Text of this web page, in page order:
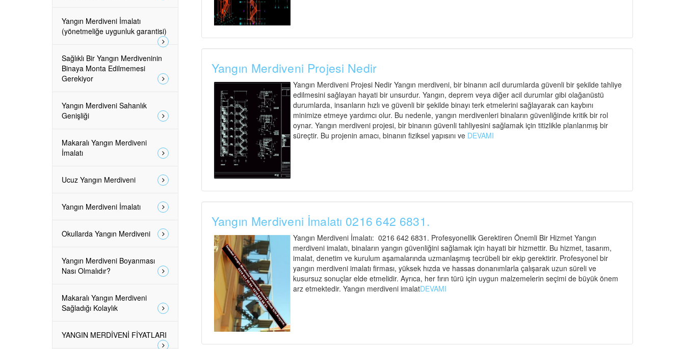
Yangın Merdiveni Projesi Nedir
Yangın Merdiveni Projesi Nedir Yangın merdiveni, bir binanın acil durumlarda güvenli bir şekilde tahliye
edilmesini sağlayan hayati bir unsurdur. Yangın, deprem veya diğer acil durumlar gibi olağanüstü
durumlarda, insanların hızlı ve güvenli bir şekilde binayı terk etmelerini sağlayarak can kaybını
minimize etmeye yardımcı olur. Bu nedenle, yangın merdivenleri binaların güvenliğinde kritik bir rol
oynar. Yangın merdiveni projesi, bir binanın güvenli tahliyesini sağlamak için titizlikle planlanmış bir
süreçtir. Bu projenin amacı, binanın fiziksel yapısını ve DEVAMI
Yangın Merdiveni İmalatı 0216 642 6831.
Yangın Merdiveni İmalatı: 0216 642 6831. Profesyonellik Gerektiren Önemli Bir Hizmet Yangın
merdiveni imalatı, binaların yangın güvenliğini sağlamak için hayati bir hizmettir. Bu hizmet, tasarım,
imalat, denetim ve kurulum aşamalarında uzmanlaşmış tecrübeli bir ekip gerektirir. Profesyonel bir
yangın merdiveni imalatı firması, yüksek hızda ve hassas donanımlarla çalışarak uzun süreli ve
kusursuz sonuçlar elde etmelidir. Ayrıca, her fırın türü için uygun malzemelerin seçimi de büyük önem
arz etmektedir. Yangın merdiveni imalatDEVAMI
Yangın Merdiveni İmalatı
(yönetmeliğe uygunluk garantisi)
Sağlıklı Bir Yangın Merdiveninin
Binaya Monta Edilmemesi
Gerekiyor
Yangın Merdiveni Sahanlık
Genişliği
Makaralı Yangın Merdiveni
İmalatı
Ucuz Yangın Merdiveni
Yangın Merdiveni İmalatı
Okullarda Yangın Merdiveni
Yangın Merdiveni Boyanması
Nası Olmalıdır?
Makaralı Yangın Merdiveni
Sağladığı Kolaylık
YANGIN MERDİVENİ FİYATLARI